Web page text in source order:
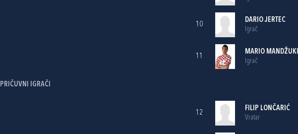
PRIČUVNI IGRAČI
10
DARIO JERTEC
Igrač
11
MARIO
Igrač
12
FILIP LONČARIĆ
Vratar